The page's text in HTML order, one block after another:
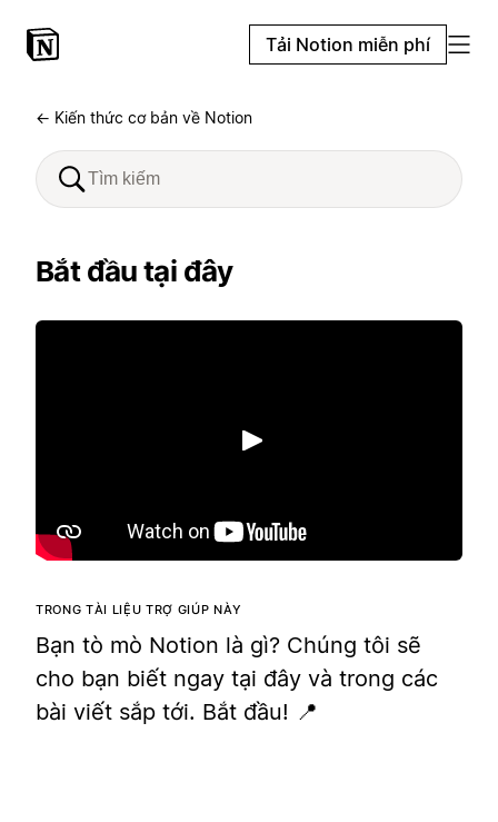
Tải Notion miễn phí
← Kiến thức cơ bản về Notion
Bắt đầu tại đây
Phát
TRONG TÀI LIỆU TRỢ GIÚP NÀY
Bạn tò mò Notion là gì? Chúng tôi sẽ
cho bạn biết ngay tại đây và trong các
bài viết sắp tới. Bắt đầu! 📍